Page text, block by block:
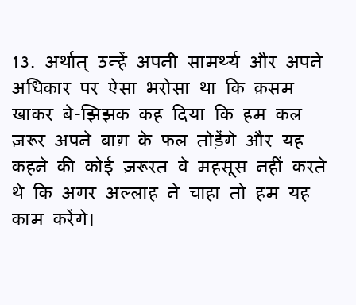
13. अर्थात् उन्हें अपनी सामर्थ्य और अपने
अधिकार पर ऐसा भरोसा था कि क़सम
खाकर बे-झिझक कह दिया कि हम कल
ज़रूर अपने बाग़ के फल तोड़ेंगे और यह
कहने की कोई ज़रूरत वे महसूस नहीं करते
थे कि अगर अल्लाह ने चाहा तो हम यह
काम करेंगे।